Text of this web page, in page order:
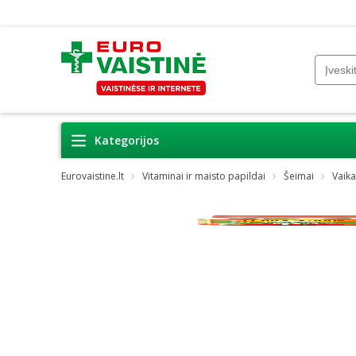
Kategorijos
Eurovaistine.lt Vitaminai ir maisto papildai Šeimai